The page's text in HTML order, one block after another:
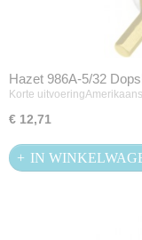
Hazet 986A-5/32
Korte
€ 12,71
IN